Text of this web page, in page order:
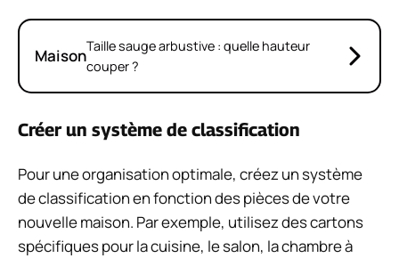
MaisonTaille sauge arbustive : quelle hauteur
couper ?
Créer un système de classification
Pour une organisation optimale, créez un système
de classification en fonction des pièces de votre
nouvelle maison. Par exemple, utilisez des cartons
spécifiques pour la cuisine, le salon, la chambre à